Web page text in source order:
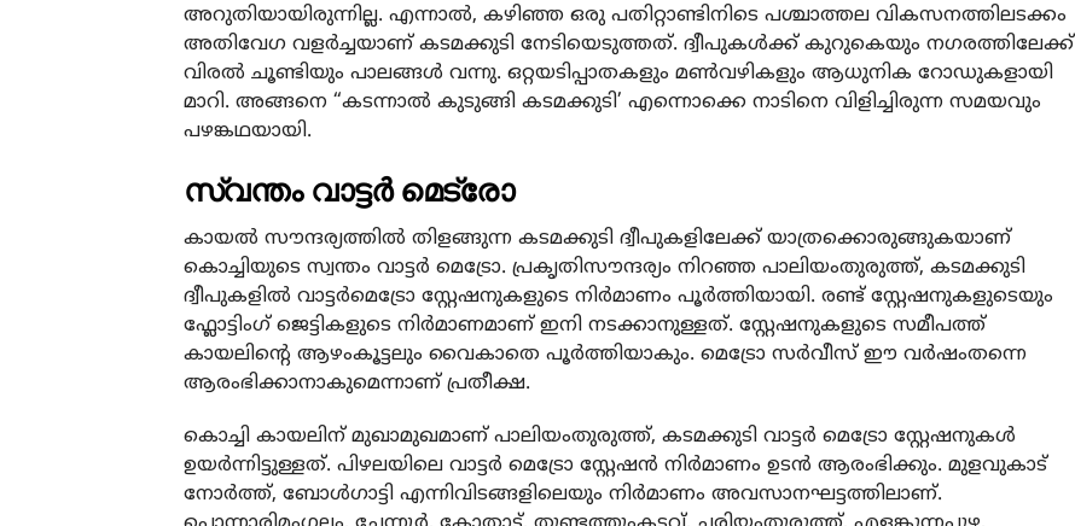
അറുതിയായിരുന്നില്ല. എന്നാല്‍, കഴിഞ്ഞ ഒരു പതിറ്റാണ്ടിനിടെ പശ്ചാത്തല വികസനത്തിലടക്കം
അതിവേഗ വളര്‍ച്ചയാണ് കടമക്കുടി നേടിയെടുത്തത്. ദ്വീപുകള്‍ക്ക് കുറുകെയും നഗരത്തിലേക്ക്
വിരല്‍ ചൂണ്ടിയും പാലങ്ങള്‍ വന്നു. ഒറ്റയടിപ്പാതകളും മണ്‍വഴികളും ആധുനിക റോഡുകളായി
മാറി. അങ്ങനെ “കടന്നാല്‍ കുടുങ്ങി കടമക്കുടി’ എന്നൊക്കെ നാടിനെ വിളിച്ചിരുന്ന സമയവും
പഴങ്കഥയായി.
സ്വന്തം വാട്ടർ മെട്രോ
കായൽ സൗന്ദര്യത്തില്‍ തിളങ്ങുന്ന കടമക്കുടി ദ്വീപുകളിലേക്ക് യാത്രക്കൊരുങ്ങുകയാണ്
കൊച്ചിയുടെ സ്വന്തം വാട്ടർ മെട്രോ. പ്രകൃതിസൗന്ദര്യം നിറഞ്ഞ പാലിയംതുരുത്ത്, കടമക്കുടി
ദ്വീപുകളില്‍ വാട്ടര്‍മെട്രോ സ്റ്റേഷനുകളുടെ നിര്‍മാണം പൂര്‍ത്തിയായി. രണ്ട് സ്റ്റേഷനുകളുടെയും
ഫ്ലോട്ടിംഗ് ജെട്ടികളുടെ നിര്‍മാണമാണ് ഇനി നടക്കാനുള്ളത്. സ്റ്റേഷനുകളുടെ സമീപത്ത്
കായലിന്റെ ആഴംകൂട്ടലും വൈകാതെ പൂര്‍ത്തിയാകും. മെട്രോ സര്‍വീസ് ഈ വര്‍ഷംതന്നെ
ആരംഭിക്കാനാകുമെന്നാണ് പ്രതീക്ഷ.
കൊച്ചി കായലിന് മുഖാമുഖമാണ് പാലിയംതുരുത്ത്, കടമക്കുടി വാട്ടർ മെട്രോ സ്റ്റേഷനുകള്‍
ഉയര്‍ന്നിട്ടുള്ളത്. പിഴലയിലെ വാട്ടര്‍ മെട്രോ സ്റ്റേഷന്‍ നിര്‍മാണം ഉടൻ ആരംഭിക്കും. മുളവുകാട്
നോര്‍ത്ത്, ബോള്‍ഗാട്ടി എന്നിവിടങ്ങളിലെയും നിര്‍മാണം അവസാനഘട്ടത്തിലാണ്.